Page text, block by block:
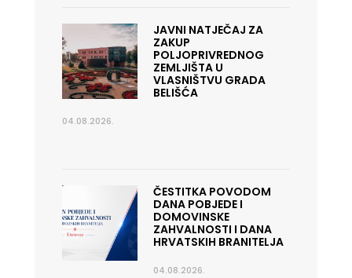
JAVNI NATJEČAJ ZA
ZAKUP
POLJOPRIVREDNOG
ZEMLJIŠTA U
VLASNIŠTVU GRADA
BELIŠĆA
04.08.2026.
ČESTITKA POVODOM
DANA POBJEDE I
DOMOVINSKE
ZAHVALNOSTI I DANA
HRVATSKIH BRANITELJA
04.08.2026.